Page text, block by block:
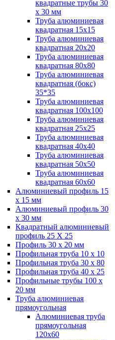
квадратные трубы 30
х 30 мм
Труба алюминиевая
квадратная 15х15
Труба алюминиевая
квадратная 20х20
Труба алюминиевая
квадратная 80х80
Труба алюминиевая
квадратная (бокс)
35*35
Труба алюминиевая
квадратная 100х100
Труба алюминиевая
квадратная 25х25
Труба алюминиевая
квадратная 40х40
Труба алюминиевая
квадратная 50х50
Труба алюминиевая
квадратная 60х60
Алюминиевый профиль 15
х 15 мм
Алюминиевый профиль 30
х 30 мм
Квадратный алюминиевый
профиль 25 Х 25
Профиль 30 х 20 мм
Профильная труба 10 х 10
Профильная труба 30 х 80
Профильная труба 40 х 25
Профильные трубы 100 х
20 мм
Труба алюминиевая
прямоугольная
Алюминиевая труба
прямоугольная
120х60